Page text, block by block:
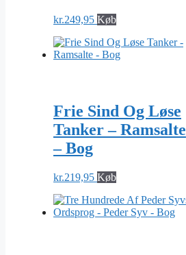
kr.249,95 Køb
Frie Sind Og Løse
Tanker – Ramsalte
– Bog
kr.219,95 Køb